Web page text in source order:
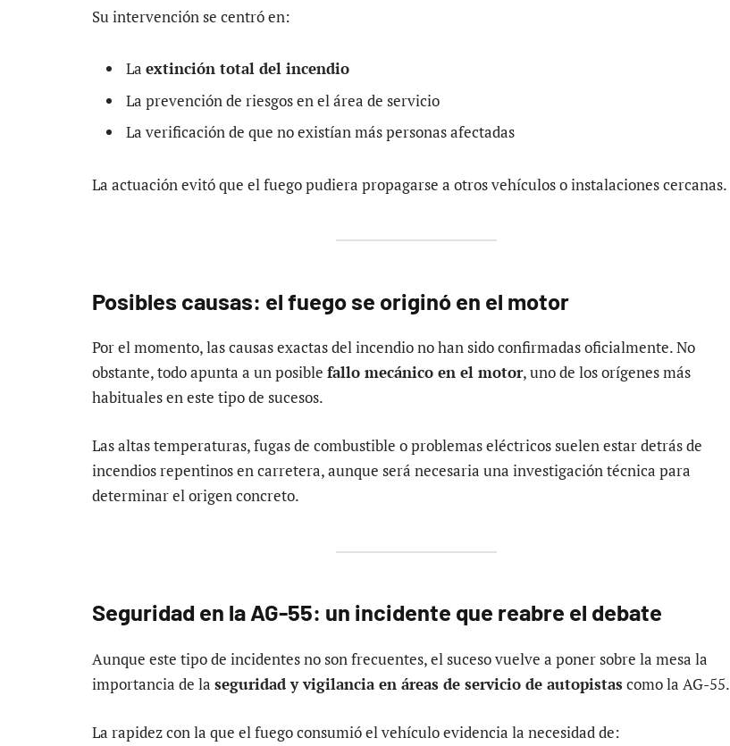
Su intervención se centró en:
La extinción total del incendio
La prevención de riesgos en el área de servicio
La verificación de que no existían más personas afectadas
La actuación evitó que el fuego pudiera propagarse a otros vehículos o instalaciones cercanas.
Posibles causas: el fuego se originó en el motor
Por el momento, las causas exactas del incendio no han sido confirmadas oficialmente. No
obstante, todo apunta a un posible fallo mecánico en el motor, uno de los orígenes más
habituales en este tipo de sucesos.
Las altas temperaturas, fugas de combustible o problemas eléctricos suelen estar detrás de
incendios repentinos en carretera, aunque será necesaria una investigación técnica para
determinar el origen concreto.
Seguridad en la AG-55: un incidente que reabre el debate
Aunque este tipo de incidentes no son frecuentes, el suceso vuelve a poner sobre la mesa la
importancia de la seguridad y vigilancia en áreas de servicio de autopistascomo la AG-55.
La rapidez con la que el fuego consumió el vehículo evidencia la necesidad de: